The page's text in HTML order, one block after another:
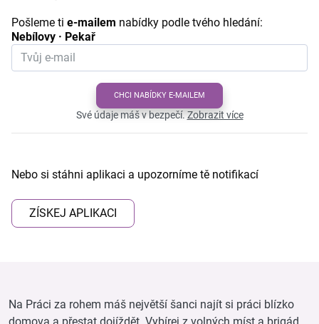
Pošleme ti e-mailem nabídky podle tvého hledání:
Nebílovy · Pekař
CHCI NABÍDKY E-MAILEM
Své údaje máš v bezpečí.Zobrazit více
Nebo si stáhni aplikaci a upozorníme tě notifikací
ZÍSKEJ APLIKACI
Na Práci za rohem máš největší šanci najít si práci blízko
domova a přestat dojíždět. Vybírej z volných míst a brigád